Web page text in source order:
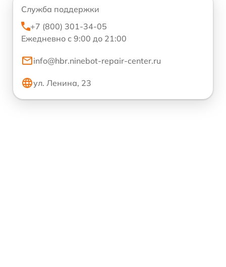
Служба поддержки
+7 (800) 301-34-05
Ежедневно с 9:00 до 21:00
info@hbr.ninebot-repair-center.ru
ул. Ленина, 23